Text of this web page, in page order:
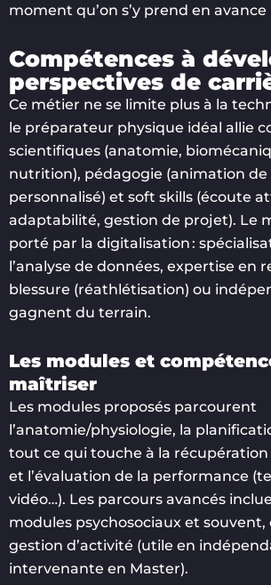
moment qu’on s’y prend en avance
Compétences à
perspectives de
Ce métier ne se limite plus à la
le préparateur physique idéal allie
scientifiques (anatomie,
nutrition), pédagogie (animation de
personnalisé) et soft skills (écoute
adaptabilité, gestion de projet). Le
porté par la digitalisation :
l’analyse de données, expertise en
blessure (réathlétisation) ou
gagnent du terrain.
Les modules et
maîtriser
Les modules proposés parcourent
l’anatomie/physiologie, la
tout ce qui touche à la
et l’évaluation de la performance
vidéo…). Les parcours avancés
modules psychosociaux et souvent,
gestion d’activité (utile en
intervenante en Master).